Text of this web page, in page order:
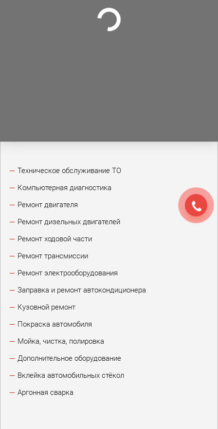
Техническое обслуживание ТО
Компьютерная диагностика
Ремонт двигателя
Ремонт дизельных двигателей
Ремонт ходовой части
Ремонт трансмиссии
Ремонт электрооборудования
Заправка и ремонт автокондиционера
Кузовной ремонт
Покраска автомобиля
Мойка, чистка, полировка
Дополнительное оборудование
Вклейка автомобильных стёкол
Аргонная сварка